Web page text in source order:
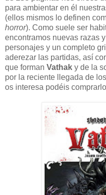
para ambientar en él
(ellos mismos lo definen
horror). Como suele ser
encontramos nuevas razas
personajes y un completo
aderezar las partidas, así
que forman Vathak y de la
por la reciente llegada de
os interesa podéis